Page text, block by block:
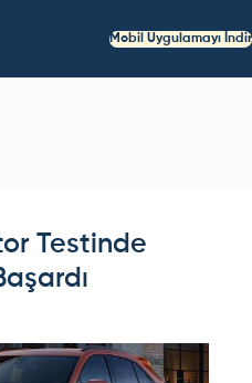
Mobil Uygulamayı İndir
Testinde